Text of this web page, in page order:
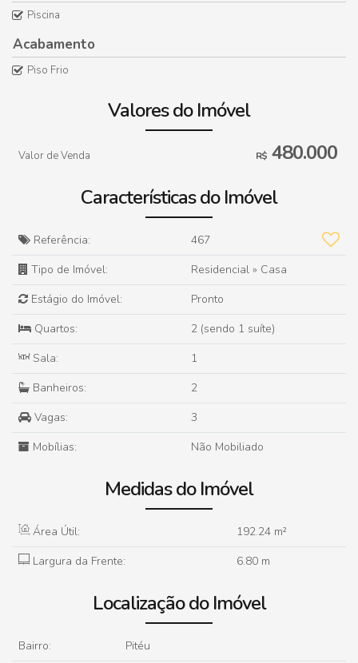
Piscina
Acabamento
Piso Frio
Valores do Imóvel
R$ 480.000
Valor de Venda
Características do Imóvel
Referência:
467
Tipo de Imóvel:
Residencial » Casa
Estágio do Imóvel:
Pronto
Quartos:
2 (sendo 1 suíte)
Sala:
1
Banheiros:
2
Vagas:
3
Mobílias:
Não Mobiliado
Medidas do Imóvel
Área Útil: 192.24 m²
Largura da Frente:
6.80 m
Localização do Imóvel
Bairro:
Pitéu